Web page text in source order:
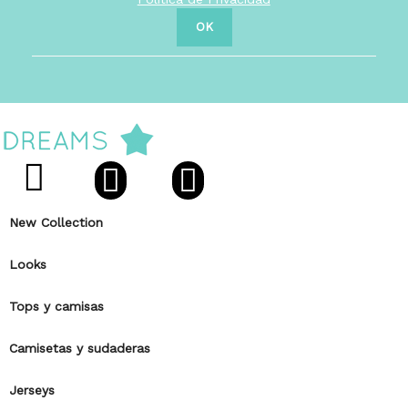
New Collection
Looks
Tops y camisas
Camisetas y sudaderas
Jerseys